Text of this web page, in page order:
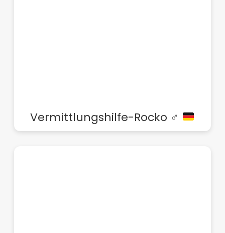
Vermittlungshilfe-Rocko ♂